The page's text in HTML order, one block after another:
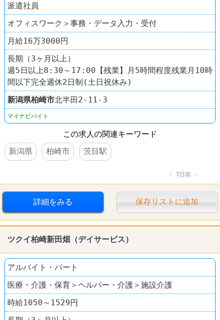
派遣社員
オフィスワーク＞事務・データ入力・受付
月給16万3000円
長期（3ヶ月以上）
週5日以上8:30～17:00【残業】月5時間程度残業月10時
間以下完全週休2日制(土日祝休み)
新潟県柏崎市北半田2-11-3
マイナビバイト
この求人の関連キーワード
新潟県
柏崎市 茨目駅
7日前
詳細をみる 保存リストに追加
ツクイ柏崎新田畑（デイサービス）
アルバイト・パート
医療・介護・保育＞ヘルパー・介護＞施設介護
時給1050～1529円